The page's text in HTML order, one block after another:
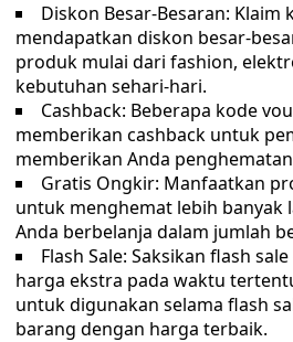
Diskon Besar-Besaran:
mendapatkan diskon besar-
produk mulai dari fashion,
kebutuhan sehari-hari.
Cashback: Beberapa kode
memberikan cashback untuk
memberikan Anda
Gratis Ongkir: Manfaatkan
untuk menghemat lebih banyak
Anda berbelanja dalam jumlah
Flash Sale: Saksikan flash
harga ekstra pada waktu
untuk digunakan selama flash
barang dengan harga terbaik.